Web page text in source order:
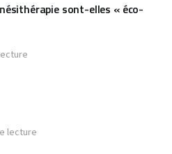
sont-elles « éco-
lecture